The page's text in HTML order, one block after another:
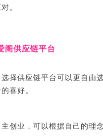
。
阁供应链平台
择供应链平台可以更自由
喜好。
创业，可以根据自己的理